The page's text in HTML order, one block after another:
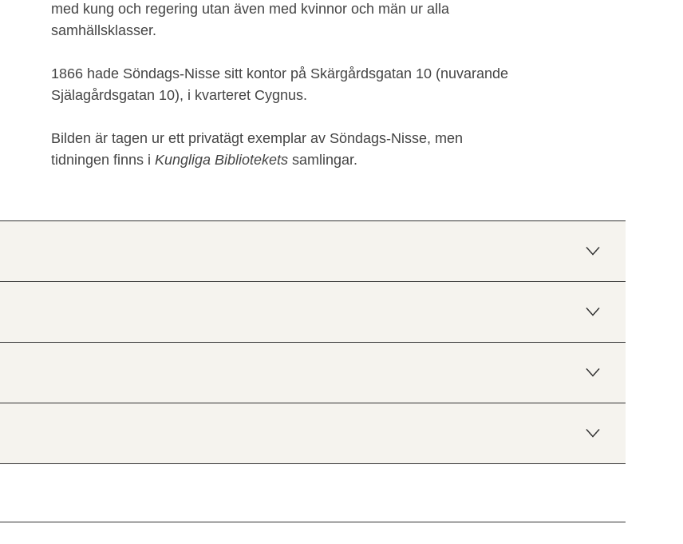
med kung och regering utan även med kvinnor och män ur alla
samhällsklasser.
1866 hade Söndags-Nisse sitt kontor på Skärgårdsgatan 10 (nuvarande
Själagårdsgatan 10), i kvarteret Cygnus.
Bilden är tagen ur ett privatägt exemplar av Söndags-Nisse, men
tidningen finns i Kungliga Bibliotekets samlingar.